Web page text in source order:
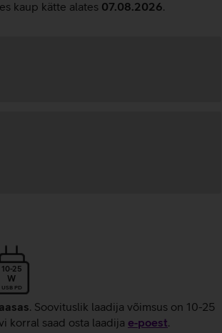
kaup kätte alates 07.08.2026
10-25
W
USB PD
. Soovituslik laadija võimsus on 10-25
korral saad osta laadija e‑poest.